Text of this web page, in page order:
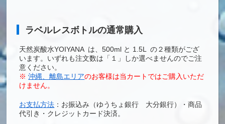
ラベルレスボトルの通常購入
天然炭酸水YOIYANA は、500ml と 1.5L の２種類がござ
います。いずれも注文数は「１」しか選べませんのでご注
意ください。
※沖縄、離島エリアのお客様は当カートではご購入いただ
けません。
お支払方法 ：お振込み（ゆうちょ銀行 大分銀行）・商品
代引き・クレジットカード決済。